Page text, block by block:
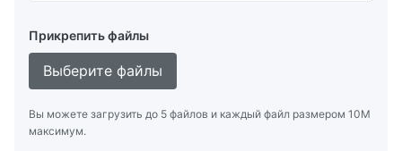
Прикрепить файлы
Выберите файлы
Вы можете загрузить до 5 файлов и каждый файл размером 10M
максимум.